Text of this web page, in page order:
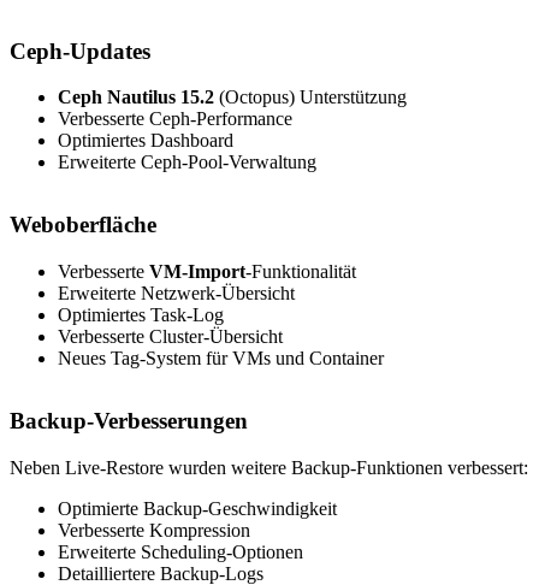
Ceph-Updates
Ceph Nautilus 15.2 (Octopus) Unterstützung
Verbesserte Ceph-Performance
Optimiertes Dashboard
Erweiterte Ceph-Pool-Verwaltung
Weboberfläche
Verbesserte VM-Import-Funktionalität
Erweiterte Netzwerk-Übersicht
Optimiertes Task-Log
Verbesserte Cluster-Übersicht
Neues Tag-System für VMs und Container
Backup-Verbesserungen
Neben Live-Restore wurden weitere Backup-Funktionen verbessert:
Optimierte Backup-Geschwindigkeit
Verbesserte Kompression
Erweiterte Scheduling-Optionen
Detailliertere Backup-Logs